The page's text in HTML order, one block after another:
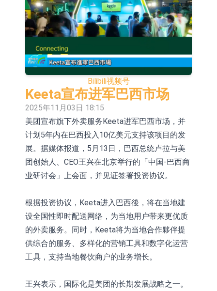
江总部物业服务项目
亚太股份：公司是零跑汽车和
Stellantis集团的供应商
理工雷科面向边缘AI场景推出"山
海"系列智算模组 系列产品基于国产
CPU与GPU构建
【异动股】医疗研发外包板块拉升，
博腾股份(300363.CN)涨20.02%
日韩股市收盘双双下跌
依米康：海外交付以东南亚、中东市
场为主 并已取得欧美相关认证
上交所：财通多策略福鑫定期开放灵
活配置混合型发起式证券投资基金临
时停牌
上交所：景顺长城全球半导体芯片产
业股票型证券投资基金临时停牌
【异动股】港股跌幅榜前十，卡森国
际(00496.HK)跌22.40%，九福来
(08611.HK)跌21.01%
【异动股】港股涨幅榜前十，拿森科
技(02261.HK)涨+75.05%，辰兴发展
(02286.HK)涨+64.91%
神火股份：新疆神火铝水转化率已
100%
【异动股】焦炭Ⅲ板块下挫，陕西黑
猫(601015.CN)跌8.38%
浙江证监局对财通证券股份有限公司
采取出具警示函措施
山金国际：港股上市工作正常推进中
Bilibili视频号
Keeta宣布进军巴西市场
2025年11月03日 18:15
美团宣布旗下外卖服务Keeta进军巴西市场，并
计划5年内在巴西投入10亿美元支持该项目的发
展。据媒体报道，5月13日，巴西总统卢拉与美
团创始人、CEO王兴在北京举行的「中国-巴西商
业研讨会」上会面，并见证签署投资协议。
根据投资协议，Keeta进入巴西後，将在当地建
设全国性即时配送网络，为当地用户带来更优质
的外卖服务。同时，Keeta将为当地合作夥伴提
供综合的服务、多样化的营销工具和数字化运营
工具，支持当地餐饮商户的业务增长。
王兴表示，国际化是美团的长期发展战略之一。